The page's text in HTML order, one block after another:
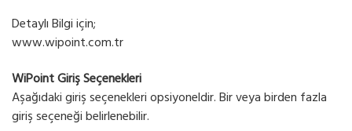
Detaylı Bilgi için;
www.wipoint.com.tr
WiPoint Giriş Seçenekleri
Aşağıdaki giriş seçenekleri opsiyoneldir. Bir veya birden fazla
giriş seçeneği belirlenebilir.